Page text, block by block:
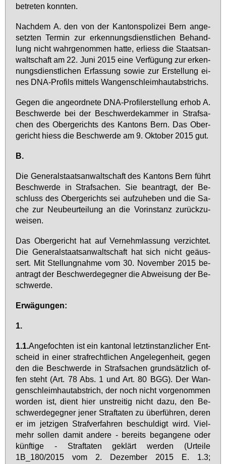
be­tre­ten konn­ten.
Nach­dem A. den von der Kan­tons­po­li­zei Bern an­ge­
setz­ten Ter­min zur er­ken­nungs­dienst­li­chen Be­hand­
lung nicht wahr­ge­nom­men hat­te, er­liess die Staats­an­
walt­schaft am 22. Ju­ni 2015 ei­ne Ver­fü­gung zur er­ken­
nungs­dienst­li­chen Er­fas­sung so­wie zur Er­stel­lung ei­
nes DNA-Pro­fils mit­tels Wan­gen­schleim­haut­ab­strichs.
Ge­gen die an­ge­ord­ne­te DNA-Pro­fi­ler­stel­lung er­hob A.
Be­schwer­de bei der Be­schwer­de­kam­mer in Straf­sa­
chen des Ober­ge­richts des Kan­tons Bern. Das Ober­
ge­richt hiess die Be­schwer­de am 9. Ok­to­ber 2015 gut.
B.
Die Ge­ne­ral­staats­an­walt­schaft des Kan­tons Bern führt
Be­schwer­de in Straf­sa­chen. Sie be­an­tragt, der Be­
schluss des Ober­ge­richts sei auf­zu­he­ben und die Sa­
che zur Neu­be­ur­tei­lung an die Vor­in­stanz zu­rück­zu­
wei­sen.
Das Ober­ge­richt hat auf Ver­nehm­las­sung ver­zich­tet.
Die Ge­ne­ral­staats­an­walt­schaft hat sich nicht ge­äus­
sert. Mit Stel­lung­nah­me vom 30. No­vem­ber 2015 be­
an­tragt der Be­schwer­de­geg­ner die Ab­wei­sung der Be­
schwer­de.
Er­wä­gun­gen:
1.
1.1.An­ge­foch­ten ist ein kan­to­nal letzt­in­stanz­li­cher Ent­
scheid in ei­ner straf­recht­li­chen An­ge­le­gen­heit, ge­gen
den die Be­schwer­de in Straf­sa­chen grund­sätz­lich of­
fen steht (Art. 78 Abs. 1 und Art. 80 BGG). Der Wan­
gen­schleim­haut­ab­strich, der noch nicht vor­ge­nom­men
wor­den ist, dient hier un­strei­tig nicht da­zu, den Be­
schwer­de­geg­ner je­ner Straf­ta­ten zu über­füh­ren, de­ren
er im jet­zi­gen Straf­ver­fah­ren be­schul­digt wird. Viel­
mehr sol­len da­mit an­de­re - be­reits be­gan­ge­ne oder
künf­ti­ge - Straf­ta­ten ge­klärt wer­den (Ur­tei­le
1B_180/2015 vom 2. De­zem­ber 2015 E. 1.3;